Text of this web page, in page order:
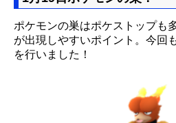
ポケモンの巣はポケストップも
が出現しやすいポイント。今回
を行いました！